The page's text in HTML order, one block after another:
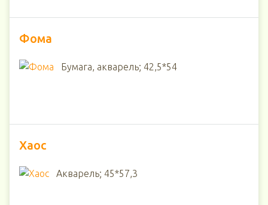
Фома
Бумага, акварель; 42,5*54
Хаос
Акварель; 45*57,3